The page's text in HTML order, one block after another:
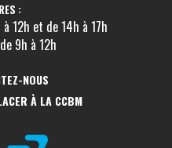
:
12h et de 14h à 17h
9h à 12h
NOUS
À LA CCBM